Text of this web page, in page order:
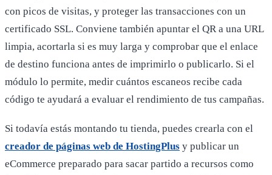
con picos de visitas, y proteger las transacciones con un
certificado SSL. Conviene también apuntar el QR a una URL
limpia, acortarla si es muy larga y comprobar que el enlace
de destino funciona antes de imprimirlo o publicarlo. Si el
módulo lo permite, medir cuántos escaneos recibe cada
código te ayudará a evaluar el rendimiento de tus campañas.
Si todavía estás montando tu tienda, puedes crearla con el
creador de páginas web de HostingPlus y publicar un
eCommerce preparado para sacar partido a recursos como